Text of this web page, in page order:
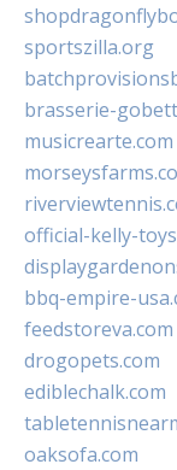
sportszilla.org
brasserie-
musicrearte.com
official-kelly-
bbq-empire-
feedstoreva.com
drogopets.com
ediblechalk.com
oaksofa.com